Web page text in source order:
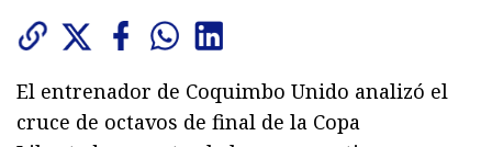
El entrenador de Coquimbo Unido analizó el
cruce de octavos de final de la Copa